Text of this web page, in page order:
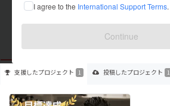
I agree to the International Support Terms.
Continue
在住国：日本 現在地：宮城県
出身国：日本 出身地：神奈川県
支援したプロジェクト 1 投稿したプロジェクト 1